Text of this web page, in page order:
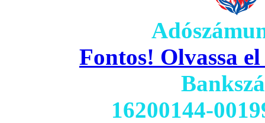
Fontos! Olvassa
16200144-